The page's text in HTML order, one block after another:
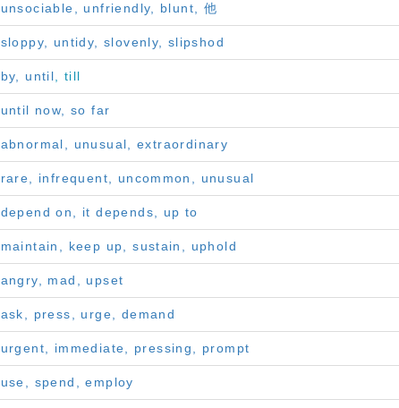
unsociable, unfriendly, blunt, 他
sloppy, untidy, slovenly, slipshod
by, until , till
until now, so far
abnormal, unusual, extraordinary
rare, infrequent, uncommon, unusual
depend on, it depends, up to
maintain, keep up, sustain, uphold
angry, mad, upset
ask, press, urge, demand
urgent, immediate, pressing, prompt
use, spend, employ